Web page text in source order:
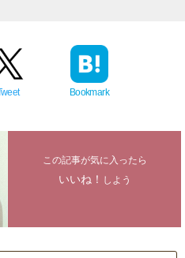
Bookmark
この記事が気に入ったら
いいね！ しよう